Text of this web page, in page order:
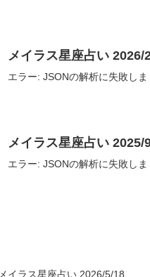
メイラス星座占い 2026/
エラー: JSONの解析に失敗し
メイラス星座占い 2025/
エラー: JSONの解析に失敗し
メイラス星座占い 2026/5/18